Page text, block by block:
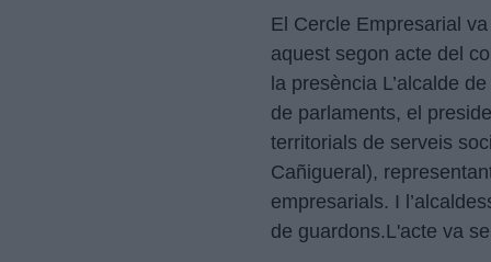
El Cercle Empresarial
aquest segon acte del
la presència L’alcalde
de parlaments, el
territorials de serveis
Cañigueral),
empresarials. I
de guardons.L'acte va